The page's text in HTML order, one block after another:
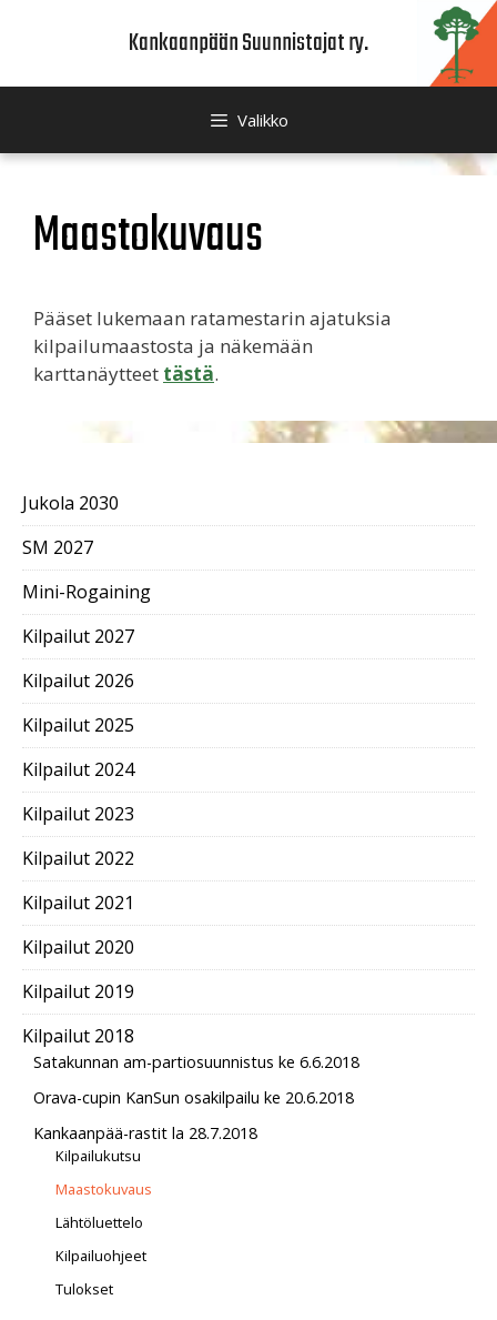
Kankaanpään Suunnistajat ry.
Valikko
Maastokuvaus
Pääset lukemaan ratamestarin ajatuksia
kilpailumaastosta ja näkemään
karttanäytteet tästä.
Jukola 2030
SM 2027
Mini-Rogaining
Kilpailut 2027
Kilpailut 2026
Kilpailut 2025
Kilpailut 2024
Kilpailut 2023
Kilpailut 2022
Kilpailut 2021
Kilpailut 2020
Kilpailut 2019
Kilpailut 2018
Satakunnan am-partiosuunnistus ke 6.6.2018
Orava-cupin KanSun osakilpailu ke 20.6.2018
Kankaanpää-rastit la 28.7.2018
Kilpailukutsu
Maastokuvaus
Lähtöluettelo
Kilpailuohjeet
Tulokset